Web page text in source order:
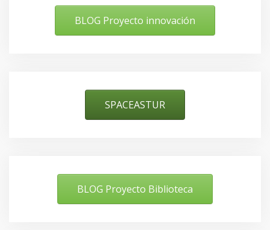
BLOG Proyecto innovación
SPACEASTUR
BLOG Proyecto Biblioteca